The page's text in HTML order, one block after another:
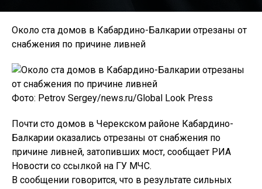
Около ста домов в Кабардино-Балкарии отрезаны от
снабжения по причине ливней
Фото: Petrov Sergey/news.ru/Global Look Press
Почти сто домов в Черекском районе Кабардино-
Балкарии оказались отрезаны от снабжения по
причине ливней, затопивших мост, сообщает РИА
Новости со ссылкой на ГУ МЧС.
В сообщении говорится, что в результате сильных